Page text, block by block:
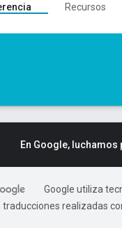
Recursos
En Google,
Google utiliza
realizadas